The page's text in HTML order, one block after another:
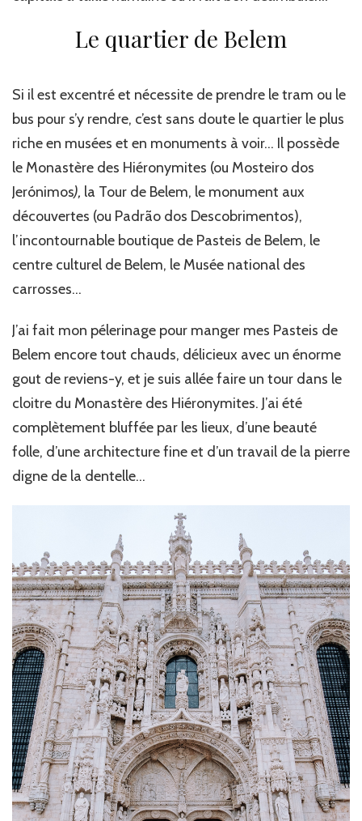
Le quartier de Belem
Si il est excentré et nécessite de prendre le tram ou le
bus pour s’y rendre, c’est sans doute le quartier le plus
riche en musées et en monuments à voir… Il possède
le Monastère des Hiéronymites (ou Mosteiro dos
Jerónimos), la Tour de Belem, le monument aux
découvertes (ou Padrão dos Descobrimentos),
l’incontournable boutique de Pasteis de Belem, le
centre culturel de Belem, le Musée national des
carrosses…
J’ai fait mon pélerinage pour manger mes Pasteis de
Belem encore tout chauds, délicieux avec un énorme
gout de reviens-y, et je suis allée faire un tour dans le
cloitre du Monastère des Hiéronymites. J’ai été
complètement bluffée par les lieux, d’une beauté
folle, d’une architecture fine et d’un travail de la pierre
digne de la dentelle…